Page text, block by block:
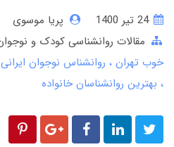
24 تير 1400
پریا موسوی
مقالات روانشناسی کودک و
خوب تهران
روانشناس نوجوان ایرانی
بهترین روانشناسان خانواده